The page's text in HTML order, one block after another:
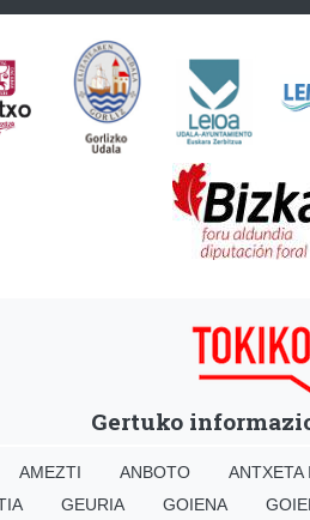
Gertuko
AMEZTI ANBOTO ANTXETA
GEURIA GOIENA